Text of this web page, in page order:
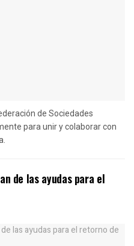
de Sociedades
para unir y colaborar con
de las ayudas para el